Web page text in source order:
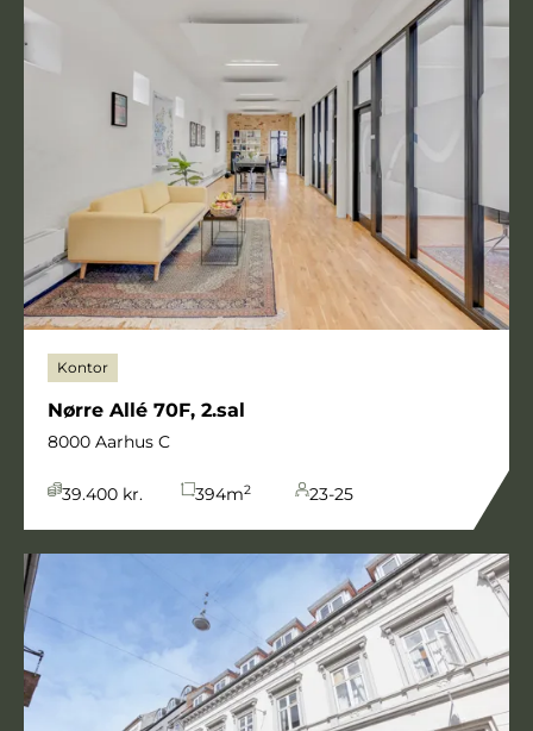
Kontor
Nørre Allé 70F, 2.sal
8000 Aarhus C
39.400 kr. 394m2 23-25